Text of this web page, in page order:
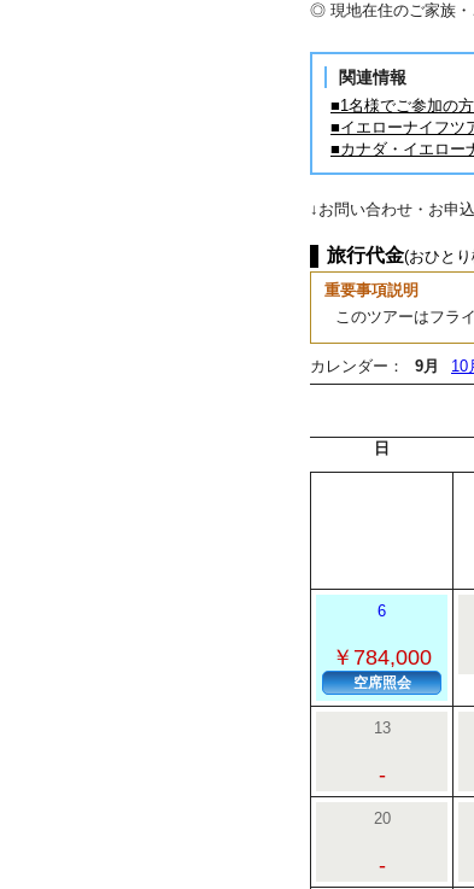
◎ 現地在住のご家族・
関連情報
■1名様でご参加の
■イエローナイフツ
■カナダ・イエロー
↓お問い合わせ・お申
旅行代金(おひと
重要事項説明
このツアーはフラ
カレンダー： 9月 10
日
6
￥784,000
空席照会
13
-
20
-